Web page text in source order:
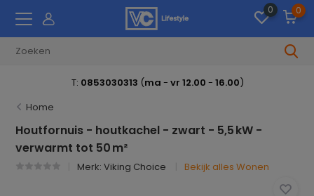
0 0
T: 0853030313 (ma - vr 12.00 - 16.00)
Home
Houtfornuis - houtkachel - zwart - 5,5 kW -
verwarmt tot 50 m²
Merk:Viking Choice Bekijk alles Wonen